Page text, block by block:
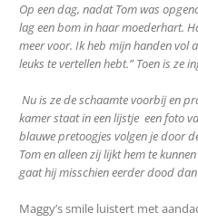
Op een dag, nadat Tom was
lag een bom in haar moederhart.
meer voor. Ik heb mijn handen vol
leuks te vertellen hebt.” Toen is ze
Nu is ze de schaamte voorbij en
kamer staat in een lijstje een foto
blauwe pretoogjes volgen je door
Tom en alleen zij lijkt hem te
gaat hij misschien eerder dood dan
Maggy’s smile luistert met